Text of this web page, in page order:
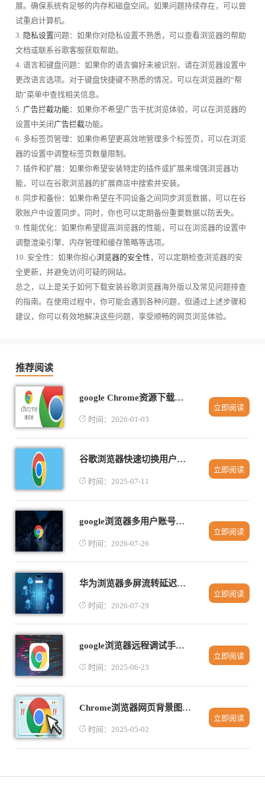
展。确保系统有足够的内存和磁盘空间。如果问题持续存在，可以尝
试重启计算机。
3. 隐私设置问题：如果你对隐私设置不熟悉，可以查看浏览器的帮助
文档或联系谷歌客服获取帮助。
4. 语言和键盘问题：如果你的语言偏好未被识别，请在浏览器设置中
更改语言选项。对于键盘快捷键不熟悉的情况，可以在浏览器的“帮
助”菜单中查找相关信息。
5. 广告拦截功能：如果你不希望广告干扰浏览体验，可以在浏览器的
设置中关闭 广告拦截功能。
6. 多标签页管理：如果你希望更高效地管理多个标签页，可以在浏览
器的设置中调整标签页数量限制。
7. 插件和扩展：如果你希望安装特定的插件或扩展来增强浏览器功
能，可以在谷歌浏览器的扩展商店中搜索并安装。
8. 同步和备份：如果你希望在不同设备之间同步浏览数据，可以在谷
歌账户中设置同步。同时，你也可以定期备份重要数据以防丢失。
9. 性能优化：如果你希望提高浏览器的性能，可以在浏览器的设置中
调整渲染引擎、内存管理和缓存策略等选项。
10. 安全性：如果你担心浏览器的安全性 ，可以定期检查浏览器的安
全更新，并避免访问可疑的网站。
总之，以上是关于如何下载安装谷歌浏览器海外版以及常见问题排查
的指南。在使用过程中，你可能会遇到各种问题，但通过上述步骤和
建议，你可以有效地解决这些问题，享受顺畅的网页浏览体验。
推荐阅读
google Chrome资源下载总是触发验证机制如何规避干扰
时间：2026-01-03
立即阅读
谷歌浏览器快速切换用户操作教程
时间：2025-07-11
立即阅读
google浏览器多用户账号切换功能解析
时间：2026-07-26
立即阅读
华为浏览器多屏流转延迟高的链路同步阻塞机制修复
时间：2026-07-29
立即阅读
google浏览器远程调试手机网页教程
时间：2025-06-23
立即阅读
Chrome浏览器网页背景图片加载方式优化
时间：2025-05-02
立即阅读